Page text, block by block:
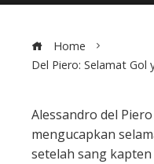
Home
Del Piero: Selamat Gol
Alessandro del
mengucapkan
setelah sang